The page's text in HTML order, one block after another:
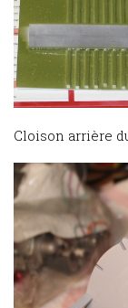
Cloison arrière